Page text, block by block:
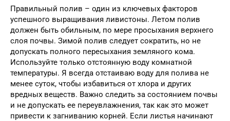
Правильный полив – один из ключевых факторов
успешного выращивания ливистоны. Летом полив
должен быть обильным, по мере просыхания верхнего
слоя почвы. Зимой полив следует сократить, но не
допускать полного пересыхания земляного кома.
Используйте только отстоянную воду комнатной
температуры. Я всегда отстаиваю воду для полива не
менее суток, чтобы избавиться от хлора и других
вредных веществ. Важно следить за состоянием почвы
и не допускать ее переувлажнения, так как это может
привести к загниванию корней. Если листья начинают